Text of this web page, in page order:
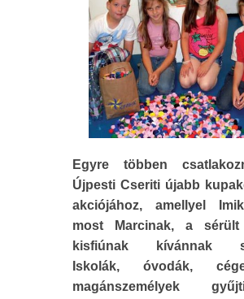
Egyre többen
Újpesti Cseriti újabb
akciójához, amellyel
most Marcinak, a sérült
kisfiúnak kívánnak
Iskolák, óvodák,
magánszemélyek